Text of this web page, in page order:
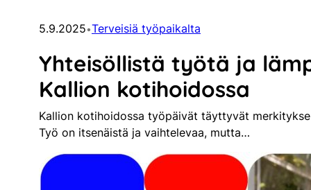
5.9.2025•Terveisiä työpaikalta
Yhteisöllistä työtä ja
Kallion kotihoidossa
Kallion kotihoidossa työpäivät täyttyvät
Työ on itsenäistä ja vaihtelevaa, mutta…